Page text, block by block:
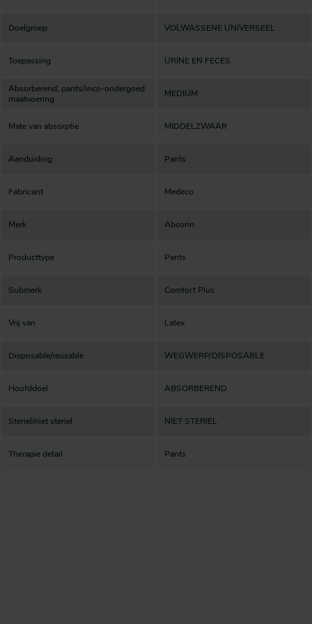
Doelgroep VOLWASSENE UNIVERSEEL
Toepassing URINE EN FECES
Absorberend; pants/inco-ondergoed
maatvoering
MEDIUM
Mate van absorptie MIDDELZWAAR
Aanduiding Pants
Fabricant Medeco
Merk Absorin
Producttype Pants
Submerk Comfort Plus
Vrij van Latex
Disposable/reusable WEGWERP/DISPOSABLE
Hoofddoel ABSORBEREND
Steriel/niet steriel NIET STERIEL
Therapie detail Pants